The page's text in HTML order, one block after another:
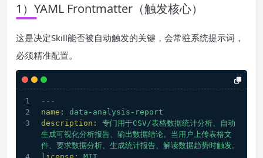
1）YAML Frontmatter（触发核心）
这是决定Skill能否被自动触发的关键，会常驻系统提示词，
必须精准配置。
---
name:
data-analysis-report
description:
专门用于CSV/表格数据统计分析、自动
生成可视化分析报告、输出数据结论。当用户上传表格文
件、要求数据分析、生成统计报告、解读数据趋势时触发。